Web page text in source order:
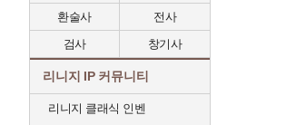
환술사
전사
검사
창기사
리니지 IP 커뮤니티
리니지 클래식 인벤